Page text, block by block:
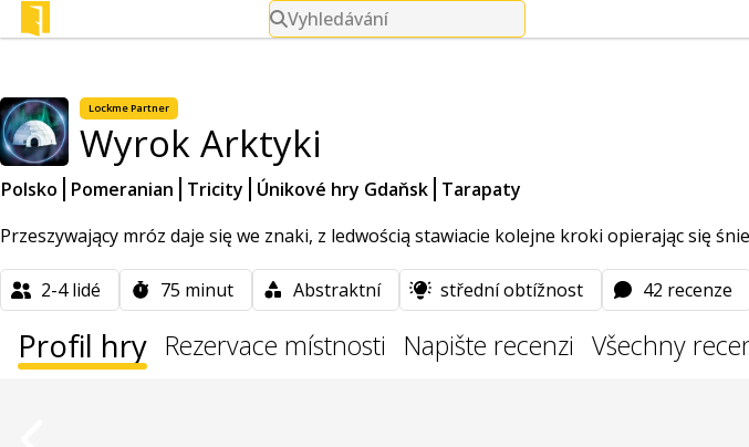
Vyhledávání
LockmePartner
Wyrok Arktyki
Polsko Pomeranian Tricity Únikové hry Gdaňsk Tarapaty
Przeszywający mróz daje się we znaki, z ledwością stawiacie kolejne kroki opierając się
2-4lidé 75 minut Abstraktní střední obtížnost 42 recenze
Profil hry Rezervace místnosti Napište recenzi Všechny